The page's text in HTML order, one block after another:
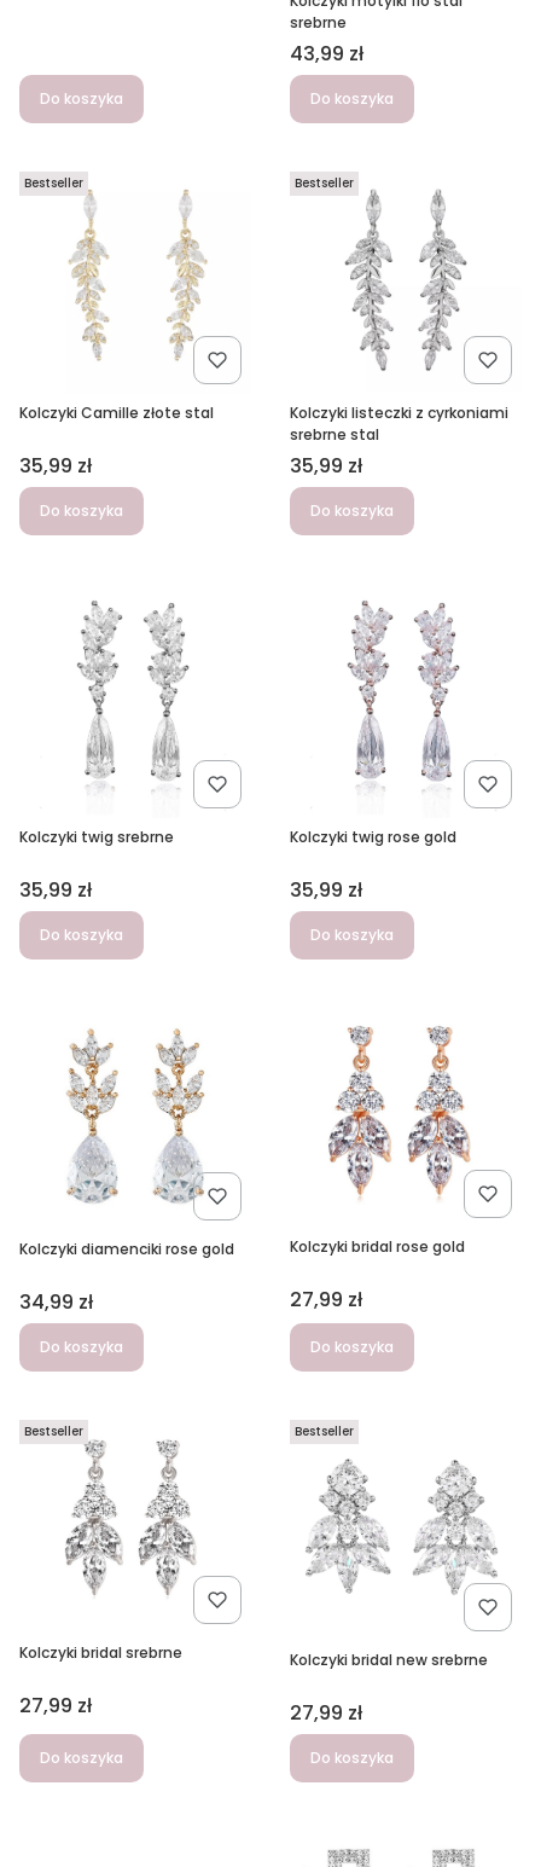
Do koszyka
srebrne
Cena
43,99 zł
Do koszyka
Bestseller
Kolczyki Camille złote stal
Cena
35,99 zł
Do koszyka
Bestseller
Kolczyki listeczki z cyrkoniami
srebrne stal
Cena
35,99 zł
Do koszyka
Kolczyki twig srebrne
Cena
35,99 zł
Do koszyka
Kolczyki twig rose gold
Cena
35,99 zł
Do koszyka
Kolczyki diamenciki rose gold
Cena
34,99 zł
Do koszyka
Kolczyki bridal rose gold
Cena
27,99 zł
Do koszyka
Bestseller
Kolczyki bridal srebrne
Cena
27,99 zł
Do koszyka
Bestseller
Kolczyki bridal new srebrne
Cena
27,99 zł
Do koszyka